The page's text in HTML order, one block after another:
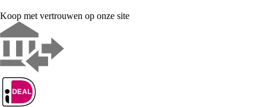
Koop met vertrouwen op onze site